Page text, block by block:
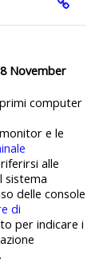
November
computer
e le
alle
sistema
delle console
di
per indicare i